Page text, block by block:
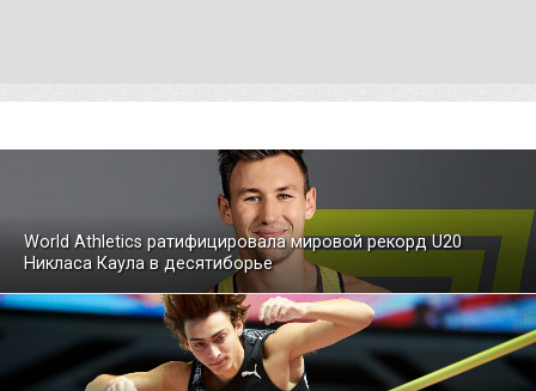
World Athletics ратифицировала мировой рекорд U20
Никласа Каула в десятиборье